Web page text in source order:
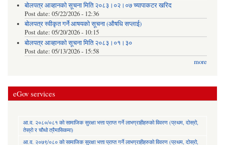
बोलपत्र आव्हानको सूचना मिति २०८३।०२।०७ च्यापाकटर खरिद
Post date: 05/22/2026 - 12:36
बोलपत्र स्वीकृत गर्ने आषयको सूचना (औषधि सप्लाई)
Post date: 05/20/2026 - 10:15
बोलपत्र आव्हानको सूचना मिति २०८३।०१।३०
Post date: 05/13/2026 - 15:58
more
eGov services
आ.व. २०८०/०८१ को सामाजिक सुरक्षा भत्ता प्राप्त गर्ने लाभग्राहीहरुको विवरण (प्रथम, दोस्रो,
तेस्रो र चौथो त्रैमासिकमा)
आ.व. २०७९/०८० को सामाजिक सुरक्षा भत्ता प्राप्त गर्ने लाभग्राहीहरुको विवरण (प्रथम, दोस्रो,